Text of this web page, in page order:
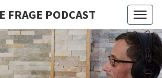
FRAGE PODCAST